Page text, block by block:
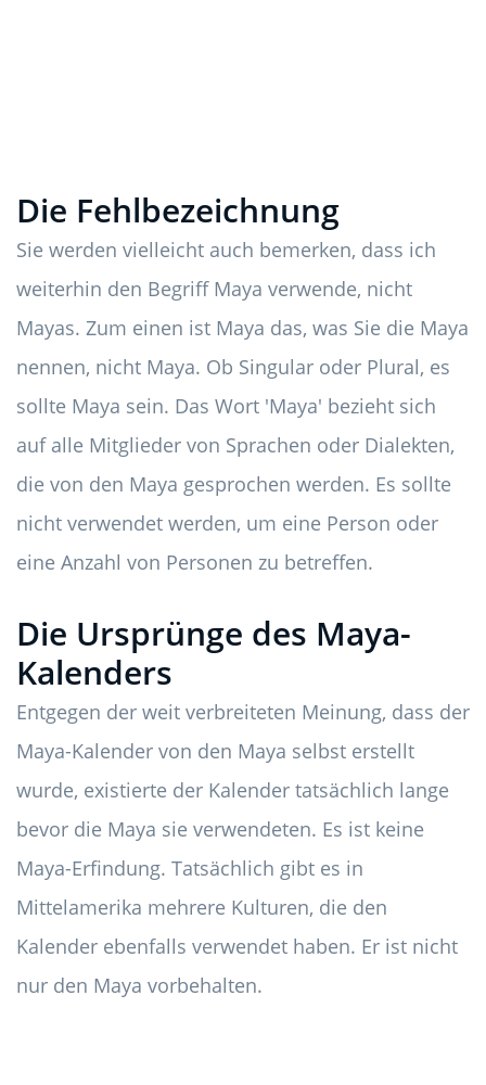
Die Fehlbezeichnung
Sie werden vielleicht auch bemerken, dass ich
weiterhin den Begriff Maya verwende, nicht
Mayas. Zum einen ist Maya das, was Sie die Maya
nennen, nicht Maya. Ob Singular oder Plural, es
sollte Maya sein. Das Wort 'Maya' bezieht sich
auf alle Mitglieder von Sprachen oder Dialekten,
die von den Maya gesprochen werden. Es sollte
nicht verwendet werden, um eine Person oder
eine Anzahl von Personen zu betreffen.
Die Ursprünge des Maya-
Kalenders
Entgegen der weit verbreiteten Meinung, dass der
Maya-Kalender von den Maya selbst erstellt
wurde, existierte der Kalender tatsächlich lange
bevor die Maya sie verwendeten. Es ist keine
Maya-Erfindung. Tatsächlich gibt es in
Mittelamerika mehrere Kulturen, die den
Kalender ebenfalls verwendet haben. Er ist nicht
nur den Maya vorbehalten.